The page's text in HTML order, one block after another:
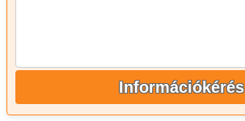
Információkérés